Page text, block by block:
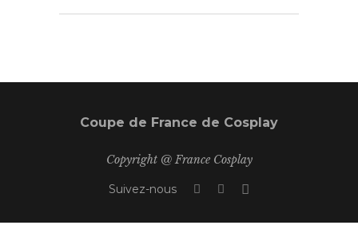
Coupe de France de Cosplay
Copyright @ France Cosplay
Suivez-nous